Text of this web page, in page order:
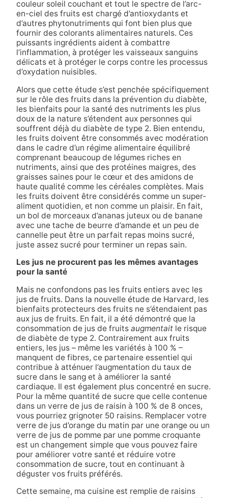
couleur soleil couchant et tout le spectre de l’arc-
en-ciel des fruits est chargé d’antioxydants et
d’autres phytonutriments qui font bien plus que
fournir des colorants alimentaires naturels. Ces
puissants ingrédients aident à combattre
l’inflammation, à protéger les vaisseaux sanguins
délicats et à protéger le corps contre les processus
d’oxydation nuisibles.
Alors que cette étude s’est penchée spécifiquement
sur le rôle des fruits dans la prévention du diabète,
les bienfaits pour la santé des nutriments les plus
doux de la nature s’étendent aux personnes qui
souffrent déjà du diabète de type 2. Bien entendu,
les fruits doivent être consommés avec modération
dans le cadre d’un régime alimentaire équilibré
comprenant beaucoup de légumes riches en
nutriments, ainsi que des protéines maigres, des
graisses saines pour le cœur et des amidons de
haute qualité comme les céréales complètes. Mais
les fruits doivent être considérés comme un super-
aliment quotidien, et non comme un plaisir. En fait,
un bol de morceaux d’ananas juteux ou de banane
avec une tache de beurre d’amande et un peu de
cannelle peut être un parfait repas moins sucré,
juste assez sucré pour terminer un repas sain.
Les jus ne procurent pas les mêmes avantages
pour la santé
Mais ne confondons pas les fruits entiers avec les
jus de fruits. Dans la nouvelle étude de Harvard, les
bienfaits protecteurs des fruits ne s’étendaient pas
aux jus de fruits. En fait, il a été démontré que la
consommation de jus de fruits augmentaitle risque
de diabète de type 2. Contrairement aux fruits
entiers, les jus – même les variétés à 100 % –
manquent de fibres, ce partenaire essentiel qui
contribue à atténuer l’augmentation du taux de
sucre dans le sang et à améliorer la santé
cardiaque. Il est également plus concentré en sucre.
Pour la même quantité de sucre que celle contenue
dans un verre de jus de raisin à 100 % de 8 onces,
vous pourriez grignoter 50 raisins. Remplacer votre
verre de jus d’orange du matin par une orange ou un
verre de jus de pomme par une pomme croquante
est un changement simple que vous pouvez faire
pour améliorer votre santé et réduire votre
consommation de sucre, tout en continuant à
déguster vos fruits préférés.
Cette semaine, ma cuisine est remplie de raisins